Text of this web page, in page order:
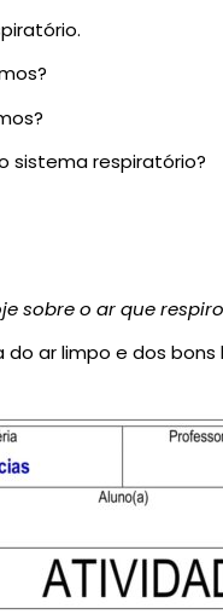
sistema respiratório?
sobre o ar que
ar limpo e dos bons